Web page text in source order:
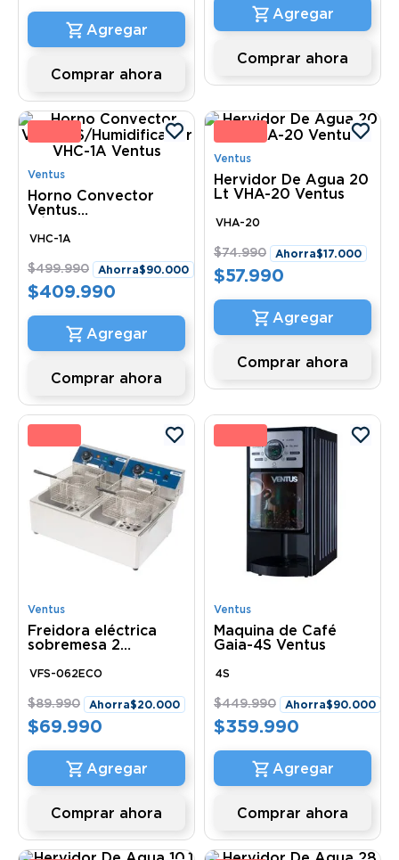
Comprar ahora
Comprar ahora
%
Ventus
Horno Convector
Ventus
VHC-1A Ventus
VHC-1A
$499.990 Ahorra$90.000
$409.990
Comprar ahora
23
Ventus
Hervidor De Agua 20
Lt VHA-20 Ventus
VHA-20
$74.990 Ahorra$17.000
$57.990
Comprar ahora
%
Ventus
Freidora eléctrica
sobremesa 2
062ECO Ventus
VFS-062ECO
$89.990 Ahorra$20.000
$69.990
Comprar ahora
20
Ventus
Maquina de Café
Gaia-4S Ventus
4S
$449.990 Ahorra$90.000
$359.990
Comprar ahora